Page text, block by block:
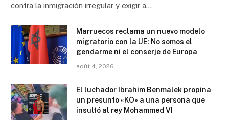
contra la inmigración irregular y exigir a…
Marruecos reclama un nuevo modelo
migratorio con la UE: No somos el
gendarme ni el conserje de Europa
août 4, 2026
El luchador Ibrahim Benmalek propina
un presunto «KO» a una persona que
insultó al rey Mohammed VI